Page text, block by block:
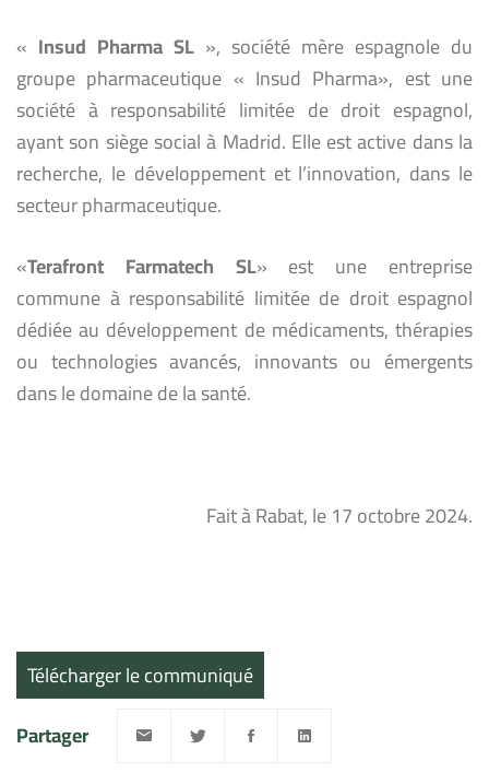
« Insud Pharma SL », société mère espagnole du
groupe pharmaceutique « Insud Pharma», est une
société à responsabilité limitée de droit espagnol,
ayant son siège social à Madrid. Elle est active dans la
recherche, le développement et l’innovation, dans le
secteur pharmaceutique.
«Terafront Farmatech SL» est une entreprise
commune à responsabilité limitée de droit espagnol
dédiée au développement de médicaments, thérapies
ou technologies avancés, innovants ou émergents
dans le domaine de la santé.
Fait à Rabat, le 17 octobre 2024.
Télécharger le communiqué
Partager